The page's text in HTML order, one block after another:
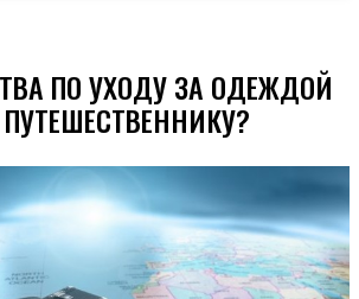
ПО УХОДУ ЗА ОДЕЖДОЙ